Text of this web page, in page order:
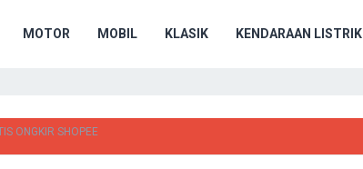
MOTOR MOBIL KLASIK KENDARAAN LISTRIK
ONGKIR SHOPEE